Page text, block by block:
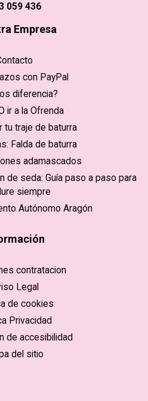
059 436
Empresa
con PayPal
diferencia?
ir a la Ofrenda
tu traje de baturra
Falda de baturra
adamascados
de seda: Guía paso a paso para
siempre
Autónomo Aragón
contratacion
Legal
de cookies
Privacidad
de accesibilidad
del sitio